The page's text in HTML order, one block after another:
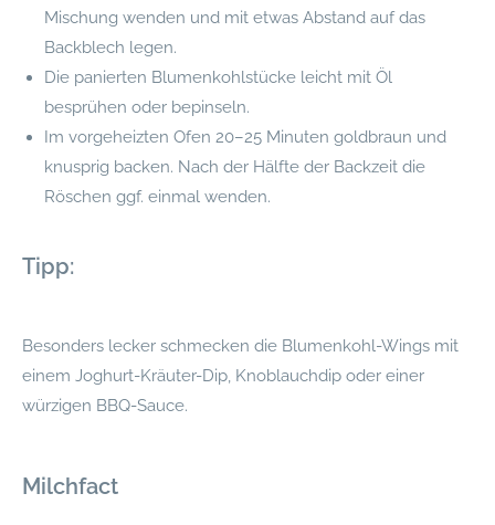
Mischung wenden und mit etwas Abstand auf das
Backblech legen.
Die panierten Blumenkohlstücke leicht mit Öl
besprühen oder bepinseln.
Im vorgeheizten Ofen 20–25 Minuten goldbraun und
knusprig backen. Nach der Hälfte der Backzeit die
Röschen ggf. einmal wenden.
Tipp:
Besonders lecker schmecken die Blumenkohl-Wings mit
einem Joghurt-Kräuter-Dip, Knoblauchdip oder einer
würzigen BBQ-Sauce.
Milchfact